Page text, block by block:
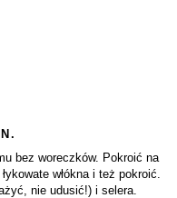
bez woreczków. Pokroić na
włókna i też pokroić.
nie udusić!) i selera.